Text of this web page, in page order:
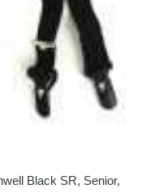
Black SR, Senior,